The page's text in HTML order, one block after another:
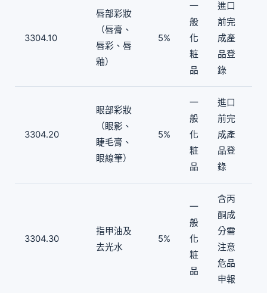
3304.10
唇部彩妝
（唇膏、
唇彩、唇
釉）
5%
一
般
化
粧
品
進口
前完
成產
品登
錄
3304.20
眼部彩妝
（眼影、
睫毛膏、
眼線筆）
5%
一
般
化
粧
品
進口
前完
成產
品登
錄
3304.30
指甲油及
去光水
5%
一
般
化
粧
品
含丙
酮成
分需
注意
危品
申報